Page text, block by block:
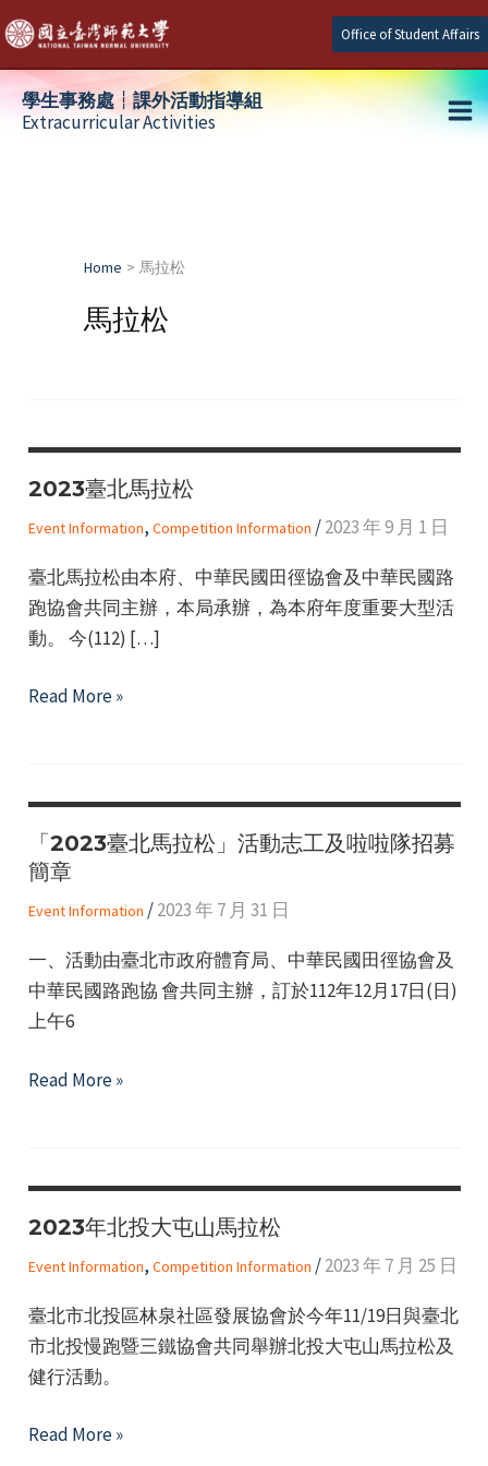
Skip
to
content
Office of Student Affairs
學生事務處┆課外活動指導組
Extracurricular Activities
Home 馬拉松
馬拉松
2023臺北馬拉松
Event Information, Competition Information /2023 年 9 月 1 日
臺北馬拉松由本府、中華民國田徑協會及中華民國路
跑協會共同主辦，本局承辦，為本府年度重要大型活
動。 今(112) […]
2023
松
Read More »
「2023臺北馬拉松」活動志工及啦啦隊招募
簡章
Event Information /2023 年 7 月 31 日
一、活動由臺北市政府體育局、中華民國田徑協會及
中華民國路跑協 會共同主辦，訂於112年12月17日(日)
上午6
「2023
松」
活
志
工
及
啦
Read More »
2023年北投大屯山馬拉松
Event Information, Competition Information /2023 年 7 月 25 日
臺北市北投區林泉社區發展協會於今年11/19日與臺北
市北投慢跑暨三鐵協會共同舉辦北投大屯山馬拉松及
健行活動。
2023
Read More »